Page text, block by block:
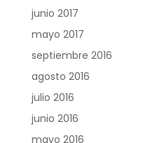
junio 2017
mayo 2017
septiembre 2016
agosto 2016
julio 2016
junio 2016
mayo 2016